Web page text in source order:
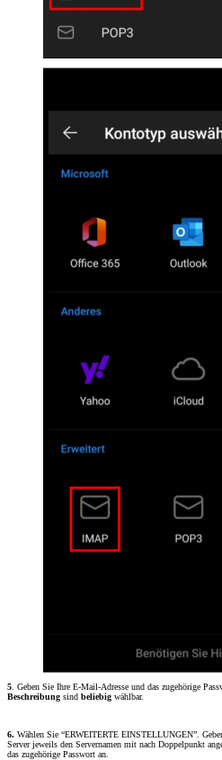
5 . Geben Sie Ihre E-Mail-Adresse und das zugehörige
Beschreibung sind beliebig wählbar.
6. Wählen Sie “ERWEITERTE EINSTELLUNGEN”.
Server jeweils den Servernamen mit nach Doppelpunkt
das zugehörige Passwort an.